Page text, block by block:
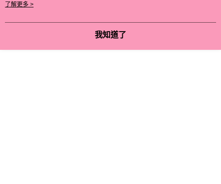
用條款之 Cookie 聲明使用 cookie。
了解更多 >
我知道了